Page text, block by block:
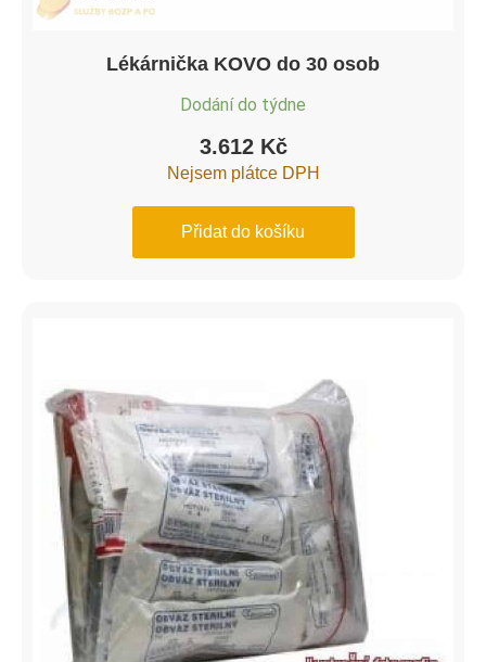
Lékárnička KOVO do 30 osob
Dodání do týdne
3.612 Kč
Nejsem plátce DPH
Přidat do košíku